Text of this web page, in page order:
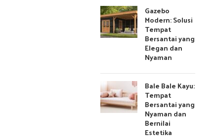
Gazebo
Modern: Solusi
Tempat
Bersantai yang
Elegan dan
Nyaman
Bale Bale Kayu:
Tempat
Bersantai yang
Nyaman dan
Bernilai
Estetika